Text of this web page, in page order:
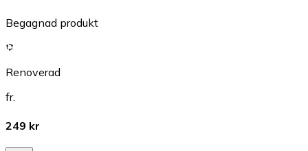
Begagnad produkt
Renoverad
fr.
249 kr